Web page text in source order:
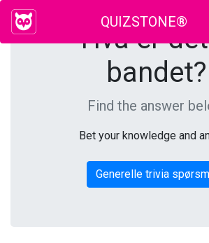
QUIZSTONE®
Hva er
bandet?
Find the answer
Bet your knowledge and
Generelle trivia